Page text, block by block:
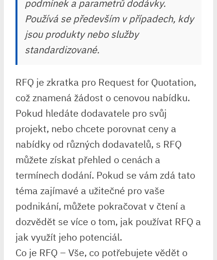
podmínek a parametrů dodávky.
Používá se především v případech, kdy
jsou produkty nebo služby
standardizované.
RFQ je zkratka pro Request for Quotation,
což znamená žádost o cenovou nabídku.
Pokud hledáte dodavatele pro svůj
projekt, nebo chcete porovnat ceny a
nabídky od různých dodavatelů, s RFQ
můžete získat přehled o cenách a
termínech dodání. Pokud se vám zdá tato
téma zajímavé a užitečné pro vaše
podnikání, můžete pokračovat v čtení a
dozvědět se více o tom, jak používat RFQ a
jak využít jeho potenciál.
Co je RFQ – Vše, co potřebujete vědět o